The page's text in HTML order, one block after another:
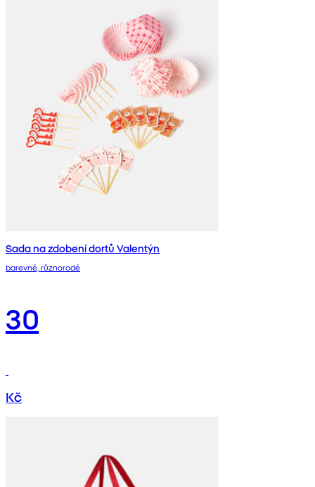
Sada na zdobení dortů Valentýn
barevné, různorodé
30
Kč